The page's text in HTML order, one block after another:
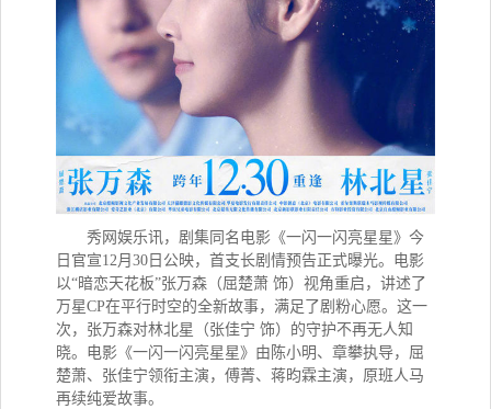
秀网娱乐讯， 剧集同名电影《一闪一闪亮星星》今
日官宣12月30日公映，首支长剧情预告正式曝光。电影
以“暗恋天花板”张万森（屈楚萧 饰）视角重启，讲述了
万星CP在平行时空的全新故事，满足了剧粉心愿。这一
次，张万森对林北星（张佳宁 饰）的守护不再无人知
晓。电影《一闪一闪亮星星》由陈小明、章攀执导，屈
楚萧、张佳宁领衔主演，傅菁、蒋昀霖主演，原班人马
再续纯爱故事。